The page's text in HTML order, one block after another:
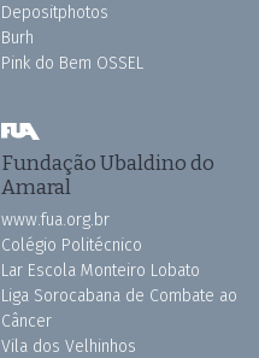
Depositphotos
Burh
Pink do Bem OSSEL
Fundação Ubaldino do
Amaral
www.fua.org.br
Colégio Politécnico
Lar Escola Monteiro Lobato
Liga Sorocabana de Combate ao
Câncer
Vila dos Velhinhos